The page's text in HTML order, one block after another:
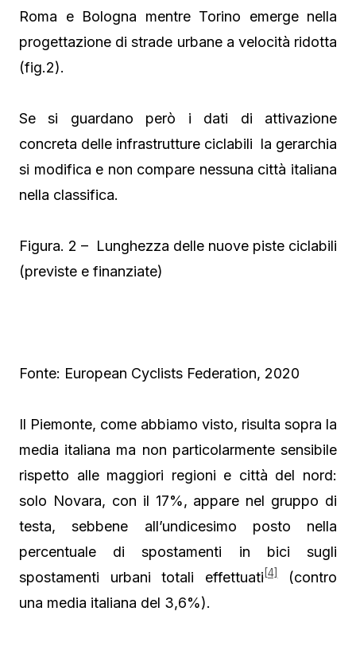
Roma e Bologna mentre Torino emerge nella
progettazione di strade urbane a velocità ridotta
(fig.2).
Se si guardano però i dati di attivazione
concreta delle infrastrutture ciclabili la gerarchia
si modifica e non compare nessuna città italiana
nella classifica.
Figura. 2 – Lunghezza delle nuove piste ciclabili
(previste e finanziate)
Fonte: European Cyclists Federation, 2020
Il Piemonte, come abbiamo visto, risulta sopra la
media italiana ma non particolarmente sensibile
rispetto alle maggiori regioni e città del nord:
solo Novara, con il 17%, appare nel gruppo di
testa, sebbene all’undicesimo posto nella
percentuale di spostamenti in bici sugli
spostamenti urbani totali effettuati [4] (contro
una media italiana del 3,6%).